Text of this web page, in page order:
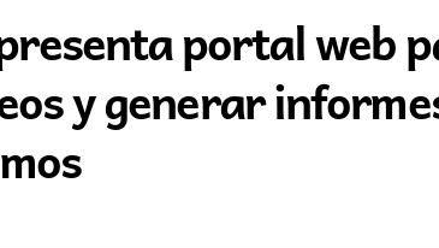
portal web
y generar